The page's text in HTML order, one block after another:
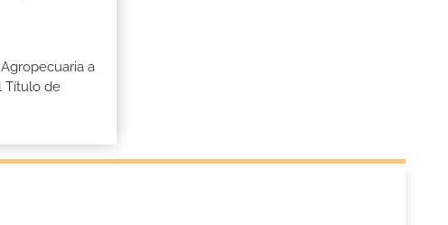
a
Título de